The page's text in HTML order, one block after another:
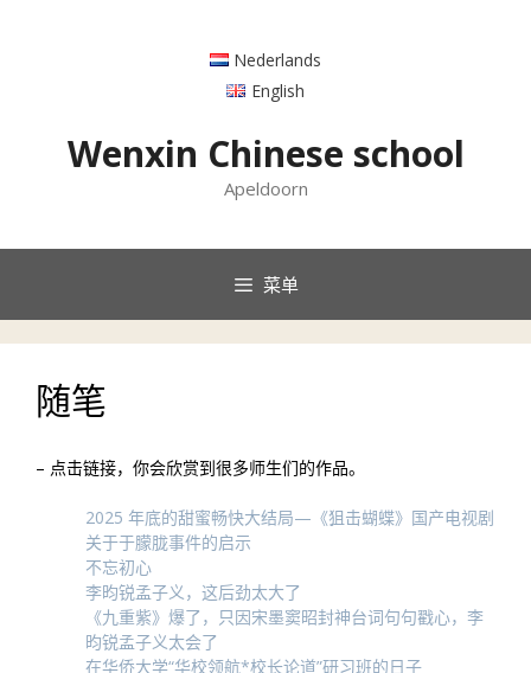
Nederlands
English
Wenxin Chinese school
Apeldoorn
菜单
随笔
– 点击链接，你会欣赏到很多师生们的作品。
2025 年底的甜蜜畅快大结局—《狙击蝴蝶》国产电视剧
关于于朦胧事件的启示
不忘初心
李昀锐孟子义，这后劲太大了
《九重紫》爆了，只因宋墨窦昭封神台词句句戳心，李
昀锐孟子义太会了
在华侨大学“华校领航*校长论道”研习班的日子